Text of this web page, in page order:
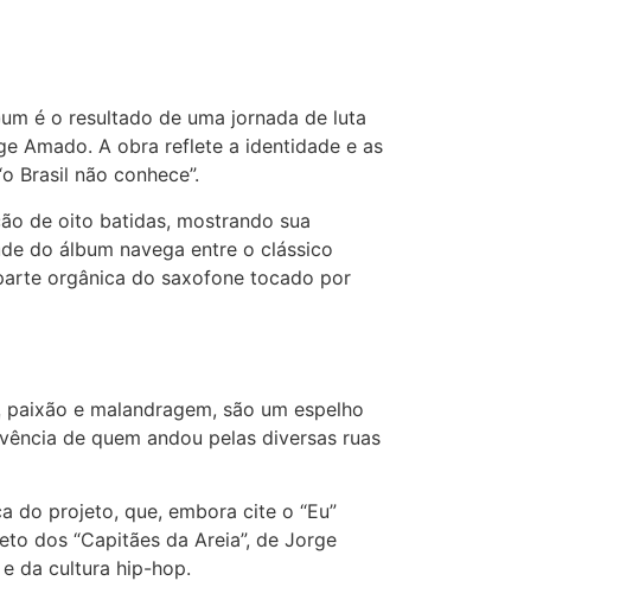
é o resultado de uma jornada de luta
Amado. A obra reflete a identidade e as
Brasil não conhece”.
de oito batidas, mostrando sua
do álbum navega entre o clássico
orgânica do saxofone tocado por
e malandragem, são um espelho
de quem andou pelas diversas ruas
do projeto, que, embora cite o “Eu”
dos “Capitães da Areia”, de Jorge
da cultura hip-hop.